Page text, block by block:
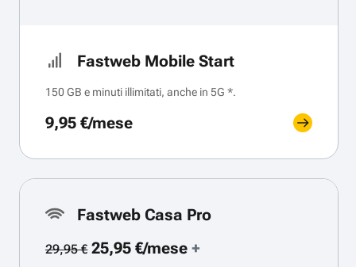
Fastweb Mobile Start
150 GB e minuti illimitati, anche in 5G *.
9,95 €/mese
Fastweb Casa Pro
29,95 €25,95 €/mese+